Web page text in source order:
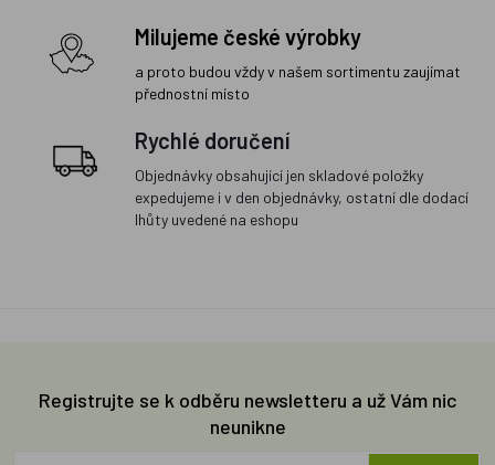
Milujeme české výrobky
a proto budou vždy v našem sortimentu zaujímat
přednostní místo
Rychlé doručení
Objednávky obsahující jen skladové položky
expedujeme i v den objednávky, ostatní dle dodací
lhůty uvedené na eshopu
Registrujte se k odběru newsletteru a už Vám nic
neunikne